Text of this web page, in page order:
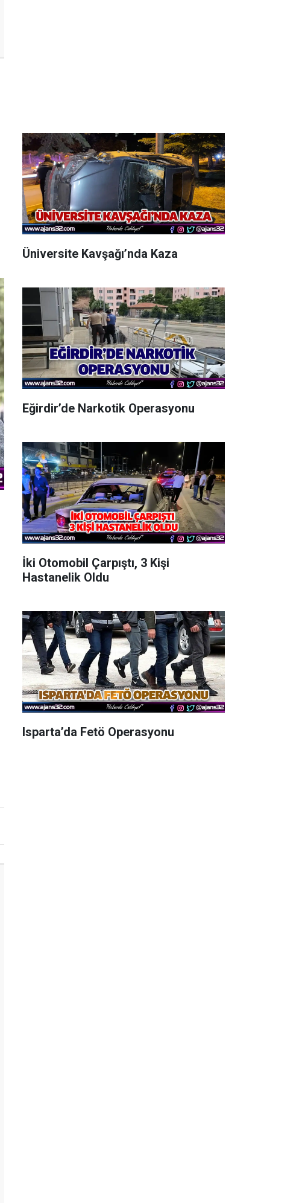
Üniversite Kavşağı’nda Kaza
Eğirdir’de Narkotik Operasyonu
İki Otomobil Çarpıştı, 3 Kişi
Hastanelik Oldu
Isparta’da Fetö Operasyonu